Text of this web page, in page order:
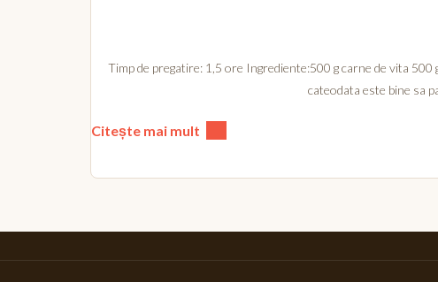
Timp de pregatire: 1,5 ore Ingrediente:500 g carne de vita
cateodata este bine sa
Citește mai mult